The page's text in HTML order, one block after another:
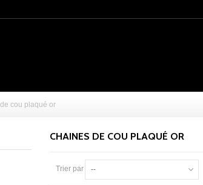
cou plaqué or
CHAINES DE COU PLAQUÉ OR
Trier par --